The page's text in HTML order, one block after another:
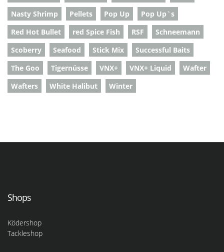
Nasty Shrimp
Pellets Pop Up
Pop Up`s
Red Hot Bullet
red Spice Fish RSF
Schneemann
Scoberry
Seafood Stick Mix
Successful Baits
The Goo
Tigernüsse VNX+ VNX+ Liquid
Wafter
Wafters
White Halibut Winter
Shops
Ködershop
Tackleshop